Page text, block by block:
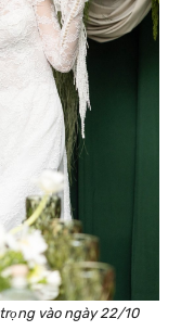
vào ngày 22/10